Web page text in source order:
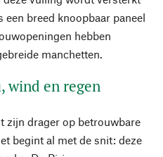
breed knoopbaar paneel
hebben
manchetten.
wind en regen
zijn drager op betrouwbare
begint al met de snit: deze